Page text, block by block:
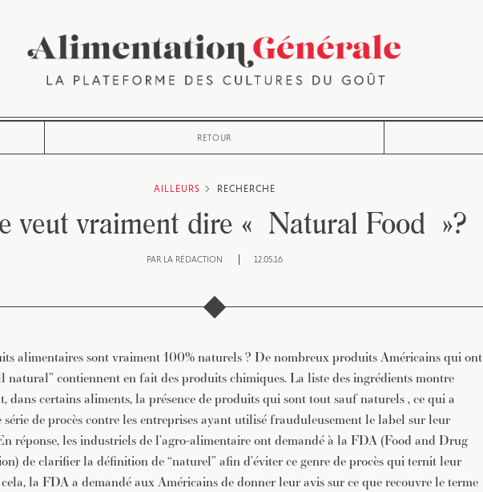
RETOUR
AILLEURS RECHERCHE
veut vraiment dire « Natural Food »?
PAR LA RÉDACTION 12.05.16
alimentaires sont vraiment 100% naturels ? De nombreux produits Américains qui ont
natural” contiennent en fait des produits chimiques. La liste des ingrédients montre
dans certains aliments, la présence de produits qui sont tout sauf naturels , ce qui a
de procès contre les entreprises ayant utilisé frauduleusement le label sur leur
réponse, les industriels de l’agro-alimentaire ont demandé à la FDA (Food and Drug
de clarifier la définition de “naturel” afin d’éviter ce genre de procès qui ternit leur
la FDA a demandé aux Américains de donner leur avis sur ce que recouvre le terme